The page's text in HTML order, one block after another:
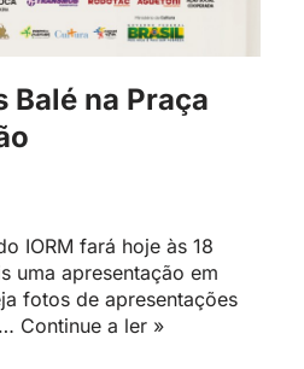
Balé na Praça
IORM fará hoje às 18
uma apresentação em
fotos de apresentações
Continue a ler »